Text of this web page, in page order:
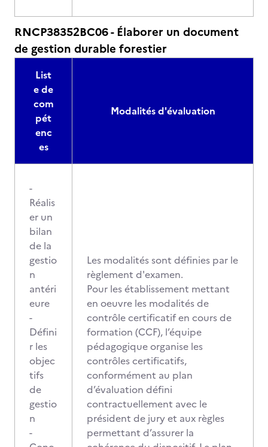
RNCP38352BC06 - Élaborer un document
de gestion durable forestier
List
e de
com
pét
enc
es
Modalités d'évaluation
-
Réalis
er un
bilan
de la
gestio
n
antéri
eure
-
Défini
r les
objec
tifs
de
gestio
n
-
Les modalités sont définies par le
règlement d'examen.
Pour les établissement mettant
en oeuvre les modalités de
contrôle certificatif en cours de
formation (CCF), l’équipe
pédagogique organise les
contrôles certificatifs,
conformément au plan
d’évaluation défini
contractuellement avec le
président de jury et aux règles
permettant d’assurer la